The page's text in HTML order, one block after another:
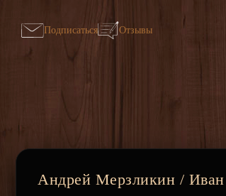
Подписаться Отзывы
Андрей Мерзликин /